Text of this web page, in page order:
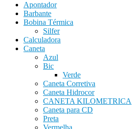
Apontador
Barbante
Bobina Térmica
Silfer
Calculadora
Caneta
Azul
Bic
Verde
Caneta Corretiva
Caneta Hidrocor
CANETA KILOMETRICA
Caneta para CD
Preta
Vermelha